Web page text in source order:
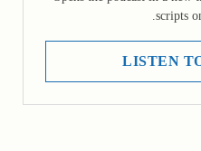
scripts
LISTEN